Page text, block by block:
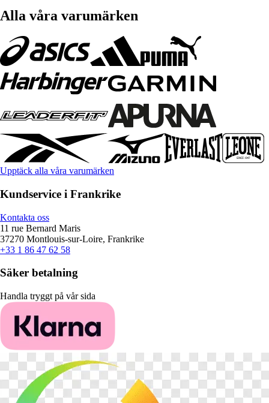
Alla våra varumärken
Upptäck alla våra varumärken
Kundservice i Frankrike
Kontakta oss
11 rue Bernard Maris
37270 Montlouis-sur-Loire, Frankrike
+33 1 86 47 62 58
Säker betalning
Handla tryggt på vår sida